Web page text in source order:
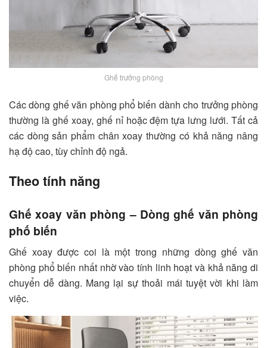
Ghế trưởng phòng
Các dòng ghế văn phòng phổ biến dành cho trưởng phòng
thường là ghế xoay, ghế nỉ hoặc đệm tựa lưng lưới. Tất cả
các dòng sản phẩm chân xoay thường có khả năng nâng
hạ độ cao, tùy chỉnh độ ngả.
Theo tính năng
Ghế xoay văn phòng– Dòng ghế văn phòng
phố biến
Ghế xoay được coi là một trong những dòng ghế văn
phòng phổ biến nhất nhờ vào tính linh hoạt và khả năng di
chuyển dễ dàng. Mang lại sự thoải mái tuyệt vời khi làm
việc.